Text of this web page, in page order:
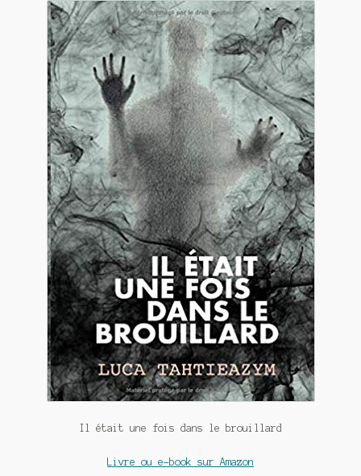
De(s)tracteur réduit au silence
Enlèvement rêvé
Entre père et fils
Il fallait me laisser mourir
La clé du bonheur
Les boules du Père Noël
Liste de tous mes romans
Marre des adultes
Mes romans
Meurtre en alternance
Il était une fois dans le brouillard
Livre ou e-book sur Amazon